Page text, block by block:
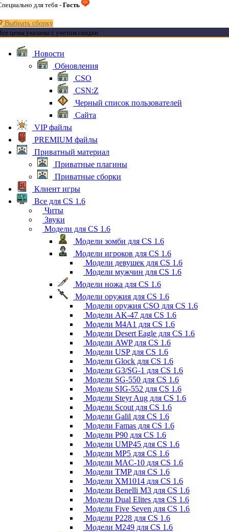
для тебя - Гость
Выбрать сборку
цены указаны с учетом скидки
Новости
Обновления
CSO
CSN:Z
Черный список пользователей
Сайта
VIP файлы
PREMIUM файлы
Приватный материал
Приватные плагины
Приватные сборки
Клиент игры
Все для CS 1.6
Читы
Звуки
Модели для CS 1.6
Модели зомби для CS 1.6
Модели игроков для CS 1.6
Модели девушек для CS 1.6
Модели мужчин для CS 1.6
Модели ножа для CS 1.6
Модели оружия для CS 1.6
Модели оружия CSO для CS 1.6
Модели AK-47 для CS 1.6
Модели M4A1 для CS 1.6
Модели Desert Eagle для CS 1.6
Модели AWP для CS 1.6
Модели USP для CS 1.6
Модели Glock для CS 1.6
Модели G3/SG-1 для CS 1.6
Модели SG-550 для CS 1.6
Модели SIG-552 для CS 1.6
Модели Steyr Aug для CS 1.6
Модели Scout для CS 1.6
Модели Galil для CS 1.6
Модели Famas для CS 1.6
Модели P90 для CS 1.6
Модели UMP45 для CS 1.6
Модели MP5 для CS 1.6
Модели MAC-10 для CS 1.6
Модели TMP для CS 1.6
Модели XM1014 для CS 1.6
Модели Benelli M3 для CS 1.6
Модели Dual Elites для CS 1.6
Модели Five Seven для CS 1.6
Модели P228 для CS 1.6
Модели M249 для CS 1.6